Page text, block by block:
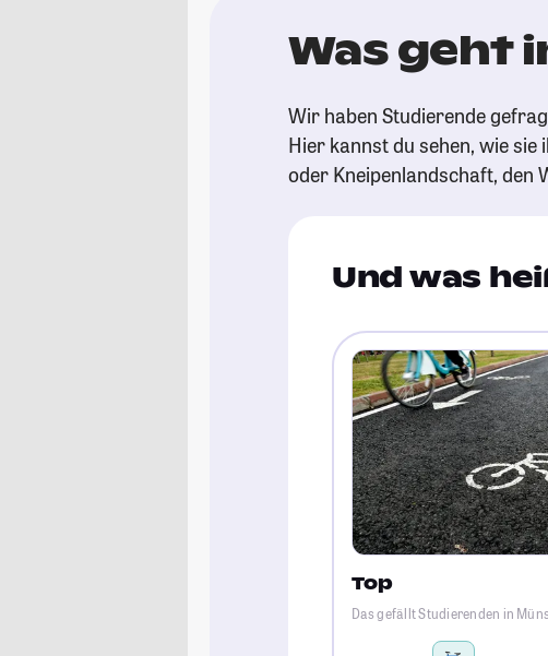
Was geht
Wir haben Studierende
Hier kannst du sehen, wie
oder Kneipenlandschaft, den
Und was
Top
Das gefällt Studierenden in